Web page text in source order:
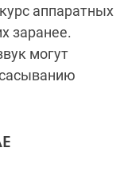
аппаратных
заранее.
могут